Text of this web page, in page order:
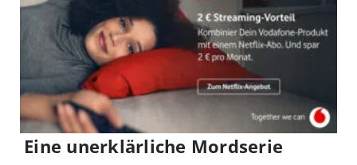
Eine unerklärliche Mordserie